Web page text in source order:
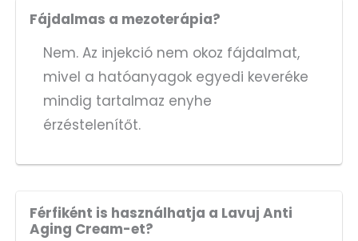
Fájdalmas a mezoterápia?
Nem. Az injekció nem okoz fájdalmat,
mivel a hatóanyagok egyedi keveréke
mindig tartalmaz enyhe
érzéstelenítőt.
Férfiként is használhatja a Lavuj Anti
Aging Cream-et?